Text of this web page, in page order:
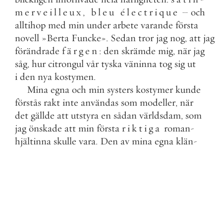
merveilleux , bleu électrique – och
alltihop med min under arbete varande första
novell »Berta Funcke». Sedan tror jag nog, att jag
förändrade färgen : den skrämde mig, när jag
såg, hur citrongul vår tyska väninna tog sig ut
i den nya kostymen.
Mina egna och min systers kostymer kunde
förstås rakt inte användas som modeller, när
det gällde att utstyra en sådan världsdam, som
jag önskade att min första riktiga roman-
hjältinna skulle vara. Den av mina egna klän-